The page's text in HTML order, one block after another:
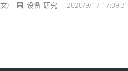
文/ 2020/9/17 17:09:31
设备 研究